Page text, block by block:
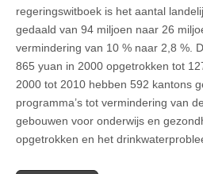
regeringswitboek is het aantal
gedaald van 94 miljoen naar 26
vermindering van 10 % naar 2,8 %.
865 yuan in 2000 opgetrokken tot
2000 tot 2010 hebben 592 kantons
programma’s tot vermindering van
gebouwen voor onderwijs en
opgetrokken en het